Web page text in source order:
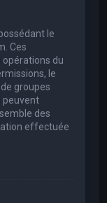
le
Ces
du
le
groupes
peuvent
des
effectuée